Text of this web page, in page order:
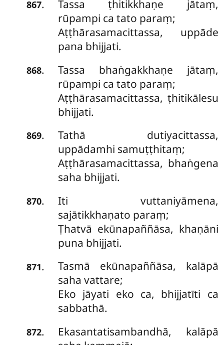
867.
Tassa ṭhitikkhaṇe jātaṃ,
rūpampi ca tato paraṃ;
Aṭṭhārasamacittassa, uppāde
pana bhijjati.
868.
Tassa bhaṅgakkhaṇe jātaṃ,
rūpampi ca tato paraṃ;
Aṭṭhārasamacittassa, ṭhitikālesu
bhijjati.
869.
Tathā dutiyacittassa,
uppādamhi samuṭṭhitaṃ;
Aṭṭhārasamacittassa, bhaṅgena
saha bhijjati.
870.
Iti vuttaniyāmena,
sajātikkhaṇato paraṃ;
Ṭhatvā ekūnapaññāsa, khaṇāni
puna bhijjati.
871.
Tasmā ekūnapaññāsa, kalāpā
saha vattare;
Eko jāyati eko ca, bhijjatīti ca
sabbathā.
872.
Ekasantatisambandhā, kalāpā